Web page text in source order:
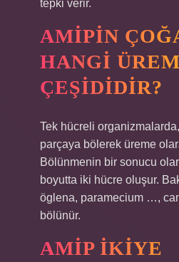
tepki verir.
AMIPIN
HANGI
ÇEŞIDIDIR?
Tek hücreli
parçaya bölerek üreme
Bölünmenin bir sonucu
boyutta iki hücre oluşur.
öglena, paramecium …,
bölünür.
AMIP IKIYE